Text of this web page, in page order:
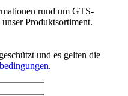
rund um GTS-
Produktsortiment.
und es gelten die
.